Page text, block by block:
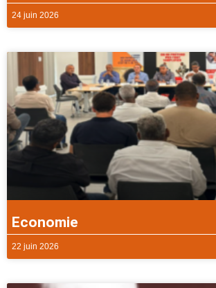
24 juin 2026
Economie
22 juin 2026